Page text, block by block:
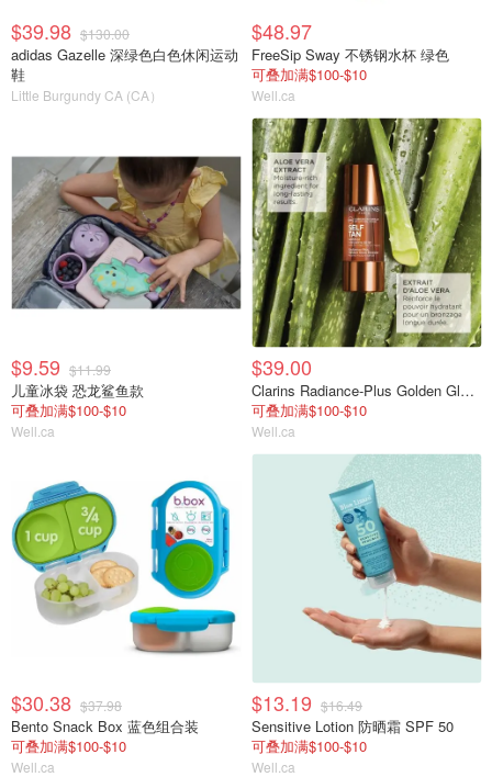
$39.98 $130.00
adidas Gazelle 深绿色白色休闲运动
鞋
Little Burgundy CA (CA）
$48.97
FreeSip Sway 不锈钢水杯 绿色
可叠加满$100-$10
Well.ca
$9.59 $11.99
儿童冰袋 恐龙鲨鱼款
可叠加满$100-$10
Well.ca
$39.00
Clarins Radiance-Plus Golden Glow Booster 精华液
可叠加满$100-$10
Well.ca
$30.38 $37.98
Bento Snack Box 蓝色组合装
可叠加满$100-$10
Well.ca
$13.19 $16.49
Sensitive Lotion 防晒霜 SPF 50
可叠加满$100-$10
Well.ca